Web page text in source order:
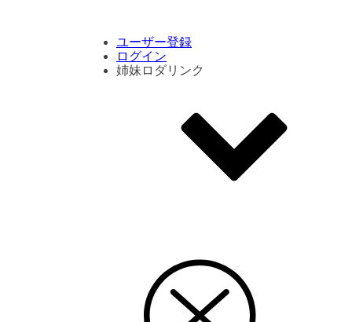
ユーザー登録
ログイン
姉妹ロダリンク